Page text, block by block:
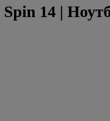
14 |